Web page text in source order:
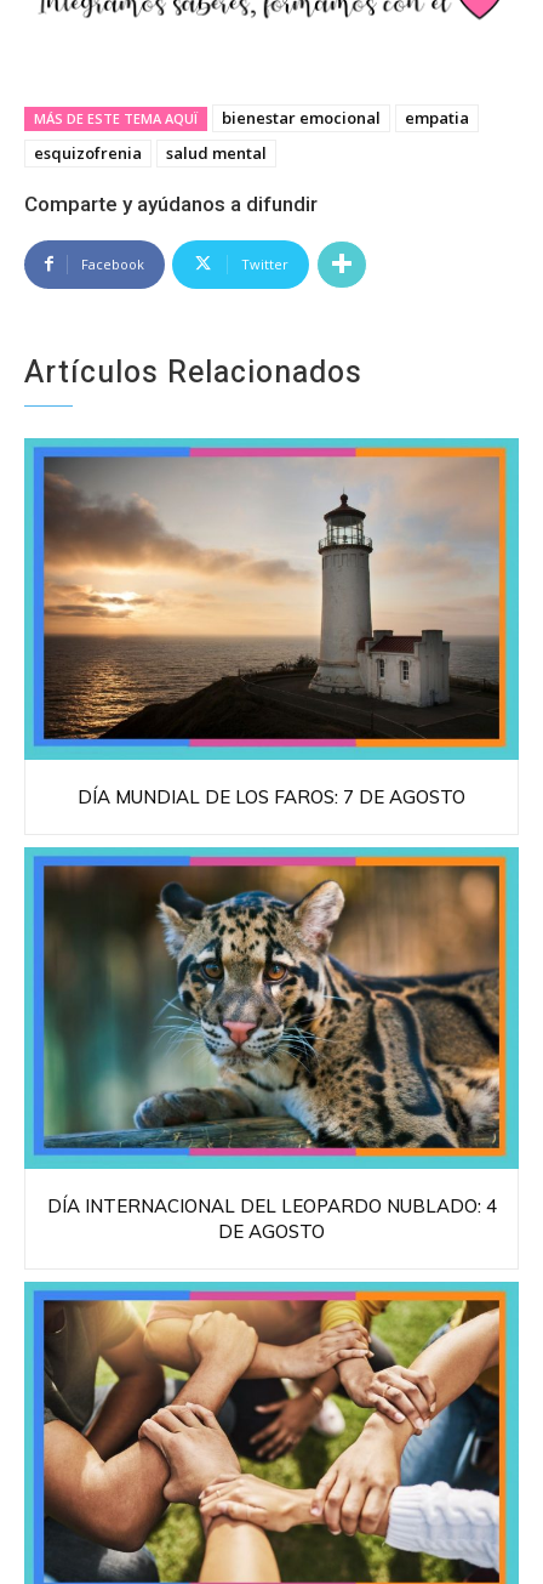
MÁS DE ESTE TEMA AQUÏ bienestar emocional
empatia
esquizofrenia
salud mental
Comparte y ayúdanos a difundir
Facebook Twitter
Artículos Relacionados
DÍA MUNDIAL DE LOS FAROS: 7 DE AGOSTO
DÍA INTERNACIONAL DEL LEOPARDO NUBLADO: 4
DE AGOSTO